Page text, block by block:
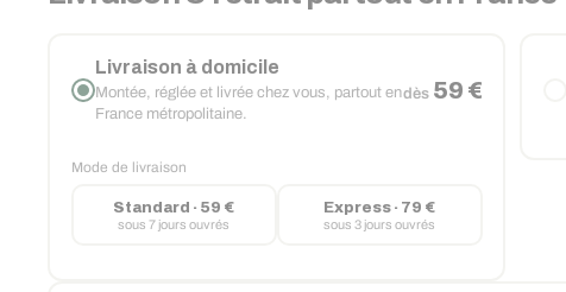
Livraison à domicile
Montée, réglée et livrée chez vous, partout en
France métropolitaine.
dès 59 €
Mode de livraison
Standard · 59 €
sous 7 jours ouvrés
Express · 79 €
sous 3 jours ouvrés